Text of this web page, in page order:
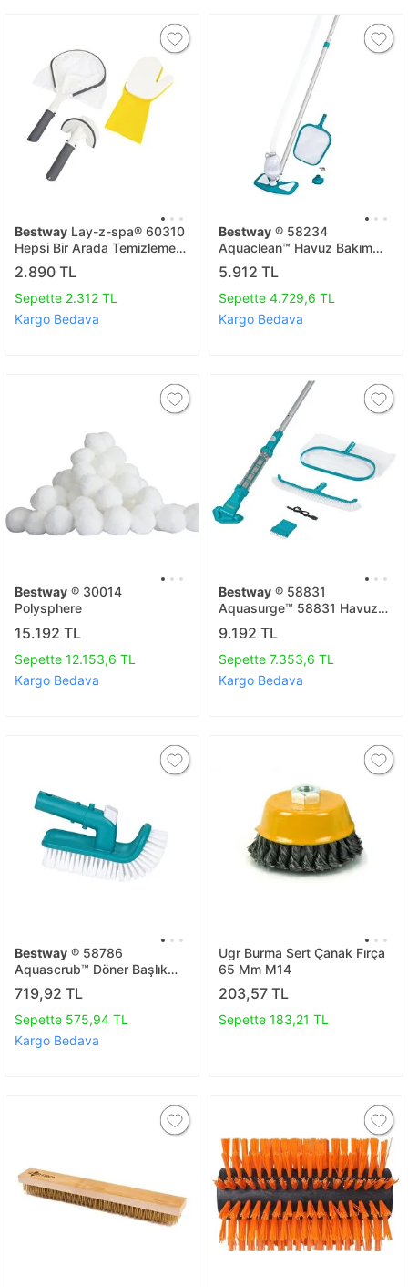
Bestway Lay-z-spa® 60310
Hepsi Bir Arada Temizleme
Alet Seti
2.890 TL
Sepette 2.312 TL
Kargo Bedava
Bestway ® 58234
Aquaclean™ Havuz Bakım
Seti - Vakum Ve Süzgeç Ile
Birlikte
5.912 TL
Sepette 4.729,6 TL
Kargo Bedava
Bestway ® 30014
Polysphere
15.192 TL
Sepette 12.153,6 TL
Kargo Bedava
Bestway ® 58831
Aquasurge™ 58831 Havuz
Bakım Seti - Vakum Süpürge
Ve Süzgeç Ile
9.192 TL
Sepette 7.353,6 TL
Kargo Bedava
Bestway ® 58786
Aquascrub™ Döner Başlık
Havuz Fırçası
719,92 TL
Sepette 575,94 TL
Kargo Bedava
Ugr Burma Sert Çanak Fırça
65 Mm M14
203,57 TL
Sepette 183,21 TL